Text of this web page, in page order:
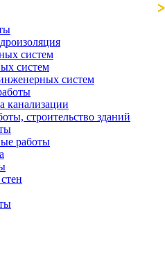
систем
систем
систем
канализации
строительство зданий
работы